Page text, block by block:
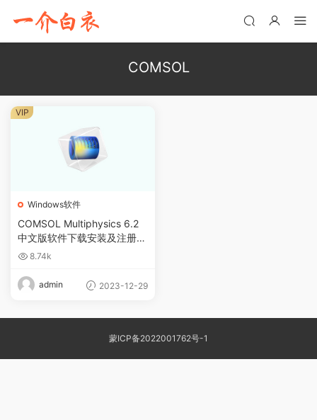
COMSOL
Windows软件
COMSOL Multiphysics 6.2
中文版软件下载安装及注册激
活教程
8.74k
admin 2023-12-29
VIP
蒙ICP备2022001762号-1